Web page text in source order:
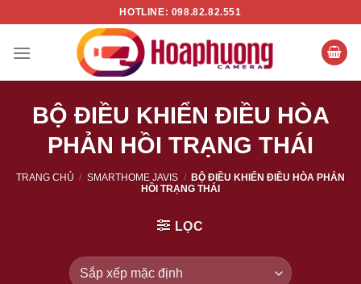
nội
HOTLINE: 098.82.82.551
BỘ ĐIỀU KHIỂN ĐIỀU HÒA
PHẢN HỒI TRẠNG THÁI
TRANG CHỦ / SMARTHOME JAVIS /
BỘ ĐIỀU KHIỂN ĐIỀU HÒA PHẢN
HỒI TRẠNG THÁI
LỌC